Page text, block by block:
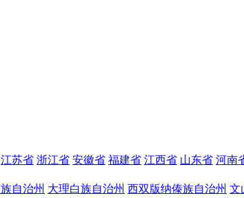
江苏省 浙江省 安徽省 福建省 江西省 山东省 河南
自治州 大理白族自治州 西双版纳傣族自治州 文